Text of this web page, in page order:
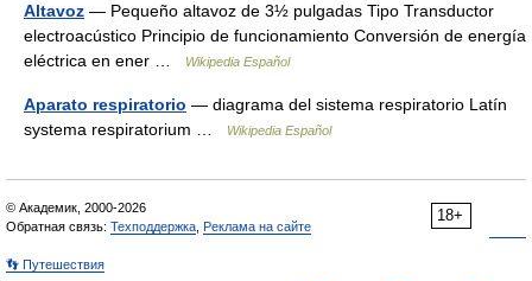
Altavoz — Pequeño altavoz de 3½ pulgadas Tipo Transductor
electroacústico Principio de funcionamiento Conversión de energía
eléctrica en ener …
Wikipedia Español
Aparato respiratorio — diagrama del sistema respiratorio Latín
systema respiratorium …
Wikipedia Español
18+
© Академик, 2000-2026
Обратная связь: Техподдержка Реклама на сайте
👣 Путешествия